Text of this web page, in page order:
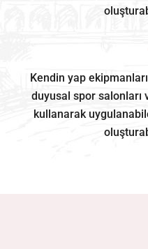
Kendin yap
duyusal spor
kullanarak